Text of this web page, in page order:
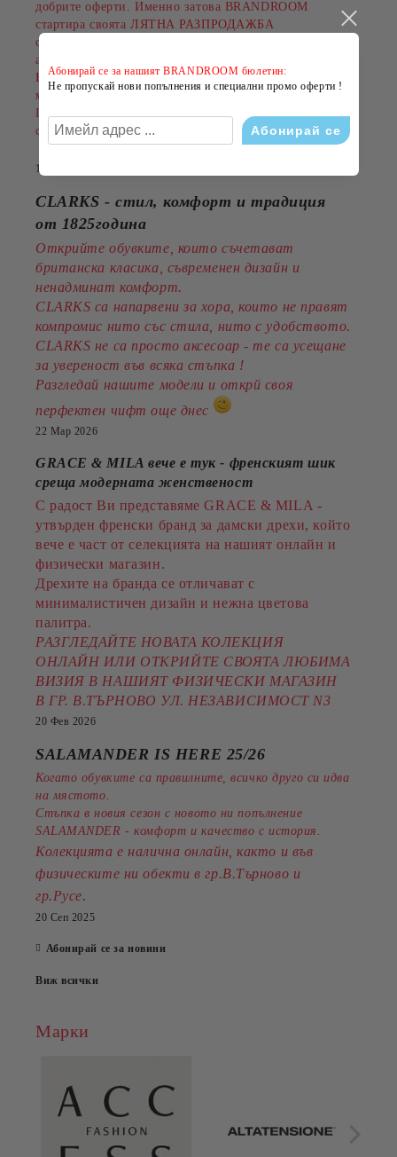
добрите оферти. Именно затова BRANDROOM
стартира своята ЛЯТНА РАЗПРОДАЖБА
с намаления до
аксесоари.
Намаленията важат за разнообразни артикули и
марки, а количествата са ограничени.
Пазарувайте сега и подарете на лятото си повече
стил на по-добра цена!
14 Юли 2026
CLARKS - стил, комфорт и традиция
от 1825година
Открийте обувките, които съчетават
британска класика, съвременен дизайн и
ненадминат комфорт.
CLARKS са напарвени за хора, които не правят
компромис нито със стила, нито с удобството.
CLARKS не са просто аксесоар - те са усещане
за увереност във всяка стъпка !
Разгледай нашите модели и открй своя
перфектен чифт още днес
22 Мар 2026
GRACE & MILA вече е тук - френският шик
среща модерната женственост
С радост Ви представяме GRACE & MILA -
утвърден френски бранд за дамски дрехи, който
вече е част от селекцията на нашият онлайн и
физически магазин.
Дрехите на бранда се отличават с
минималистичен дизайн и нежна цветова
палитра.
РАЗГЛЕДАЙТЕ НОВАТА КОЛЕКЦИЯ
ОНЛАЙН ИЛИ ОТКРИЙТЕ СВОЯТА ЛЮБИМА
ВИЗИЯ В НАШИЯТ ФИЗИЧЕСКИ МАГАЗИН
В ГР. В.ТЪРНОВО УЛ. НЕЗАВИСИМОСТ N3
20 Фев 2026
SALAMANDER IS HERE 25/26
Когато обувките са правилните, всичко друго си идва
на мястото.
Стъпка в новия сезон с новото ни попълнение
SALAMANDER - комфорт и качество с история.
Колекцията е налична онлайн, както и във
физическите ни обекти в гр.В.Търново и
гр.Русе.
20 Сеп 2025
Абонирай се за новини
Виж всички
Марки
Абонирай се за нашият BRANDROOM бюлетин:
Не пропускай нови попълнения и специални промо оферти !